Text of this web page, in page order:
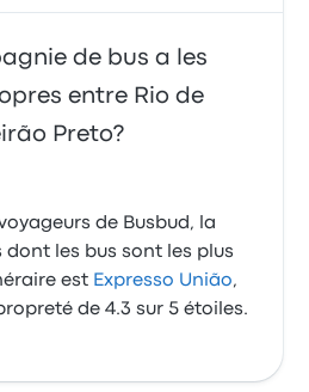
de bus a les
entre Rio de
Preto?
de Busbud, la
les bus sont les plus
est Expresso União,
de 4.3 sur 5 étoiles.